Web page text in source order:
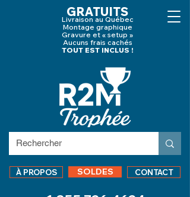
GRATUITS
Livraison au Québec
Montage graphique
Gravure et « setup »
Aucuns frais cachés
TOUT EST INCLUS !
À PROPOS SOLDES CONTACT